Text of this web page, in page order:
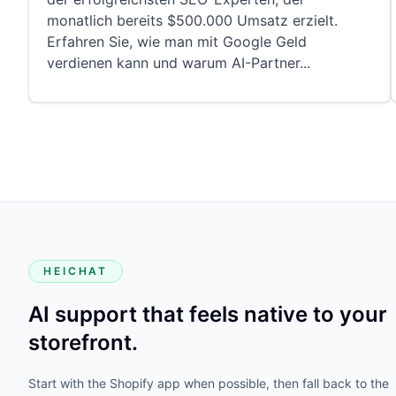
monatlich bereits $500.000 Umsatz erzielt.
Erfahren Sie, wie man mit Google Geld
verdienen kann und warum AI-Partner...
HEICHAT
AI support that feels native to your
storefront.
Start with the Shopify app when possible, then fall back to the